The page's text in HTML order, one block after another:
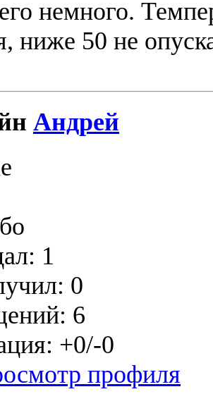
немного.
ниже 50 не
Андрей
1
0
6
+0/-0